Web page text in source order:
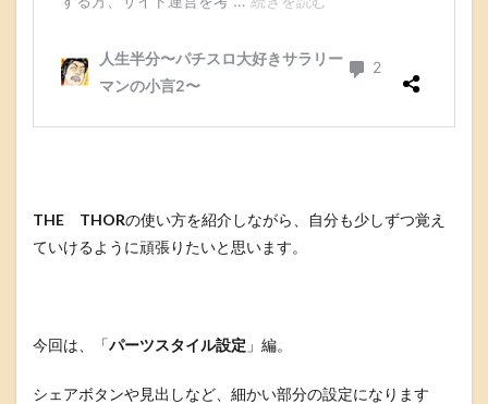
THE THORの使い方を紹介しながら、自分も少しずつ覚え
ていけるように頑張りたいと思います。
今回は、「パーツスタイル設定 」編。
シェアボタンや見出しなど、細かい部分の設定になります